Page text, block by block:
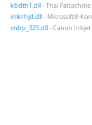
kbdth1.dll- Thai
imkrhjd.dll- Microsoft®
cnbp_325.dll- Canon